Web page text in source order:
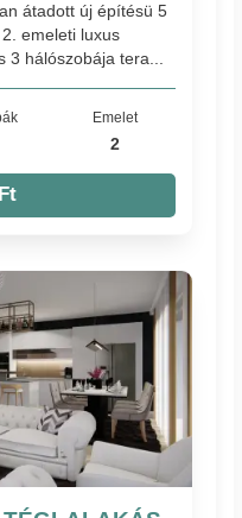
átadott új építésü 5
emeleti luxus
3 hálószobája tera...
Emelet
2